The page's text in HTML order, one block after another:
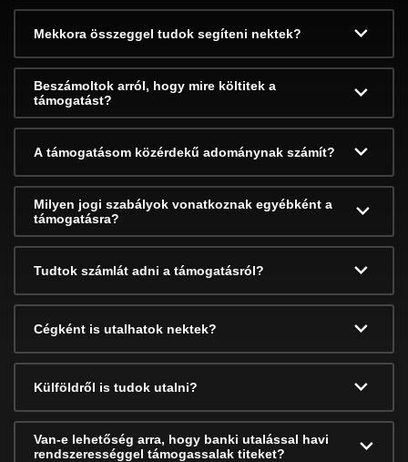
Mekkora összeggel tudok segíteni nektek?
Beszámoltok arról, hogy mire költitek a
támogatást?
A támogatásom közérdekű adománynak számít?
Milyen jogi szabályok vonatkoznak egyébként a
támogatásra?
Tudtok számlát adni a támogatásról?
Cégként is utalhatok nektek?
Külföldről is tudok utalni?
Van-e lehetőség arra, hogy banki utalással havi
rendszerességgel támogassalak titeket?